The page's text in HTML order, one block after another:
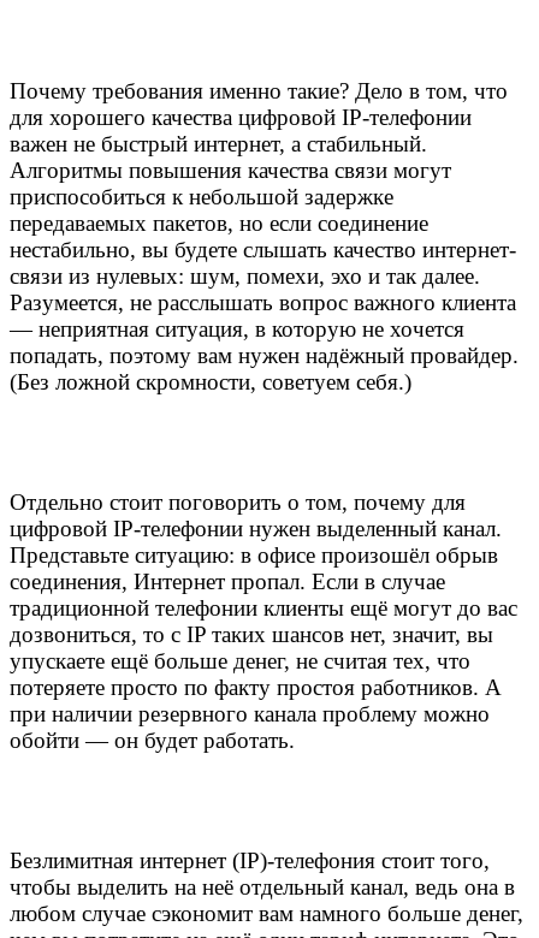
Почему требования именно такие? Дело в том, что
для хорошего качества цифровой IP-телефонии
важен не быстрый интернет, а стабильный.
Алгоритмы повышения качества связи могут
приспособиться к небольшой задержке
передаваемых пакетов, но если соединение
нестабильно, вы будете слышать качество интернет-
связи из нулевых: шум, помехи, эхо и так далее.
Разумеется, не расслышать вопрос важного клиента
— неприятная ситуация, в которую не хочется
попадать, поэтому вам нужен надёжный провайдер.
(Без ложной скромности, советуем себя.)
Отдельно стоит поговорить о том, почему для
цифровой IP-телефонии нужен выделенный канал.
Представьте ситуацию: в офисе произошёл обрыв
соединения, Интернет пропал. Если в случае
традиционной телефонии клиенты ещё могут до вас
дозвониться, то с IP таких шансов нет, значит, вы
упускаете ещё больше денег, не считая тех, что
потеряете просто по факту простоя работников. А
при наличии резервного канала проблему можно
обойти — он будет работать.
Безлимитная интернет (IP)-телефония стоит того,
чтобы выделить на неё отдельный канал, ведь она в
любом случае сэкономит вам намного больше денег,